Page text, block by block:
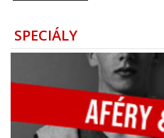
SPECIÁLY